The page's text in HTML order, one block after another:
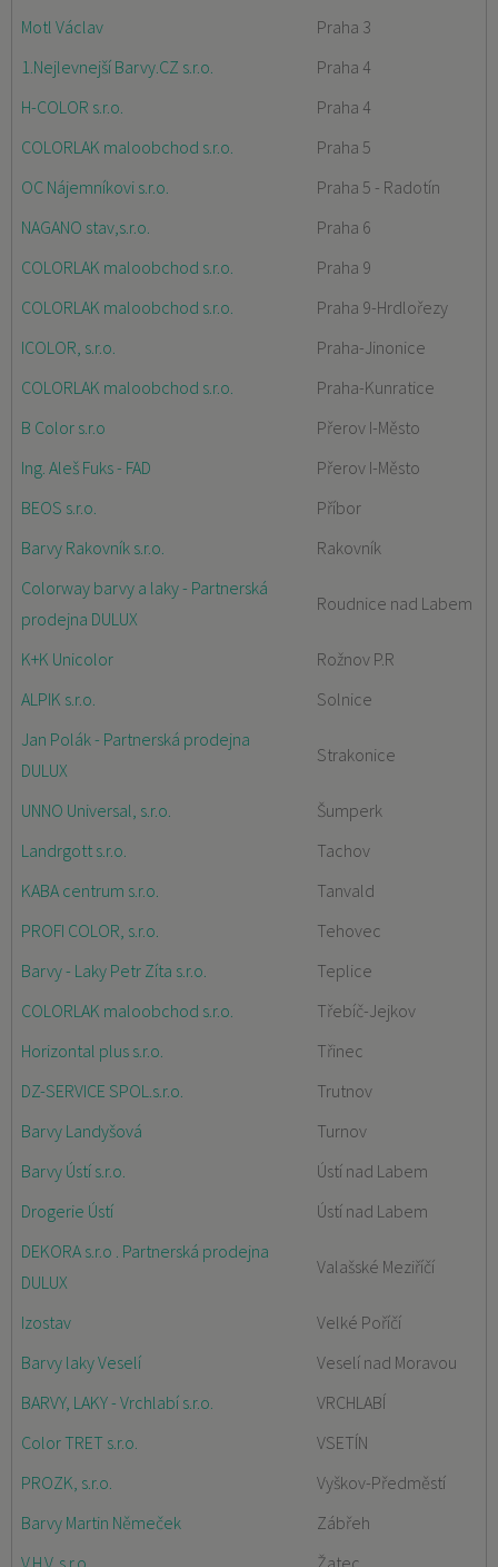
Motl Václav
Praha 3
1.Nejlevnejší Barvy.CZ s.r.o.
Praha 4
H-COLOR s.r.o.
Praha 4
COLORLAK maloobchod s.r.o.
Praha 5
OC Nájemníkovi s.r.o.
Praha 5 - Radotín
NAGANO stav,s.r.o.
Praha 6
COLORLAK maloobchod s.r.o.
Praha 9
COLORLAK maloobchod s.r.o.
Praha 9-Hrdlořezy
ICOLOR, s.r.o.
Praha-Jinonice
COLORLAK maloobchod s.r.o.
Praha-Kunratice
B Color s.r.o
Přerov I-Město
Ing. Aleš Fuks - FAD
Přerov I-Město
BEOS s.r.o.
Příbor
Barvy Rakovník s.r.o.
Rakovník
Colorway barvy a laky - Partnerská
prodejna DULUX
Roudnice nad Labem
K+K Unicolor
Rožnov P.R
ALPIK s.r.o.
Solnice
Jan Polák - Partnerská prodejna
DULUX
Strakonice
UNNO Universal, s.r.o.
Šumperk
Landrgott s.r.o.
Tachov
KABA centrum s.r.o.
Tanvald
PROFI COLOR, s.r.o.
Tehovec
Barvy - Laky Petr Zíta s.r.o.
Teplice
COLORLAK maloobchod s.r.o.
Třebíč-Jejkov
Horizontal plus s.r.o.
Třinec
DZ-SERVICE SPOL.s.r.o.
Trutnov
Barvy Landyšová
Turnov
Barvy Ústí s.r.o.
Ústí nad Labem
Drogerie Ústí
Ústí nad Labem
DEKORA s.r.o . Partnerská prodejna
DULUX
Valašské Meziříčí
Izostav
Velké Poříčí
Barvy laky Veselí
Veselí nad Moravou
BARVY, LAKY - Vrchlabí s.r.o.
VRCHLABÍ
Color TRET s.r.o.
VSETÍN
PROZK, s.r.o.
Vyškov-Předměstí
Barvy Martin Němeček
Zábřeh